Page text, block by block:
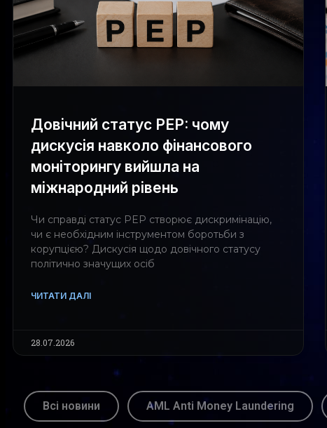
Довічний статус PEP: чому
дискусія навколо фінансового
моніторингу вийшла на
міжнародний рівень
Чи справді статус PEP створює дискримінацію,
чи є необхідним інструментом боротьби з
корупцією? Дискусія щодо довічного статусу
політично значущих осіб
ЧИТАТИ ДАЛІ
28.07.2026
Всі новини AML Anti Money Laundering